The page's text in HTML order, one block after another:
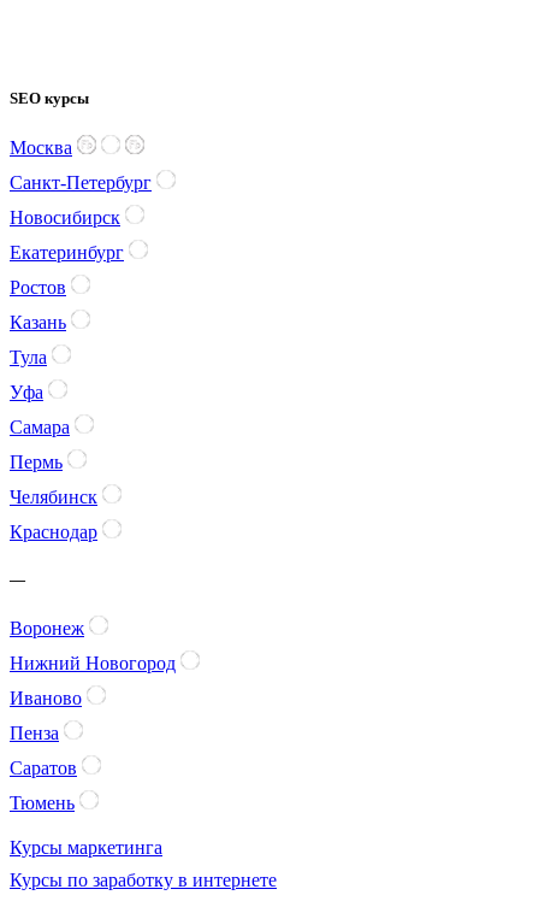
SEO курсы
Москва
Санкт-Петербург
Новосибирск
Екатеринбург
Ростов
Казань
Тула
Уфа
Самара
Пермь
Челябинск
Краснодар
—
Воронеж
Нижний Новогород
Иваново
Пенза
Саратов
Тюмень
Курсы маркетинга
Курсы по заработку в интернете